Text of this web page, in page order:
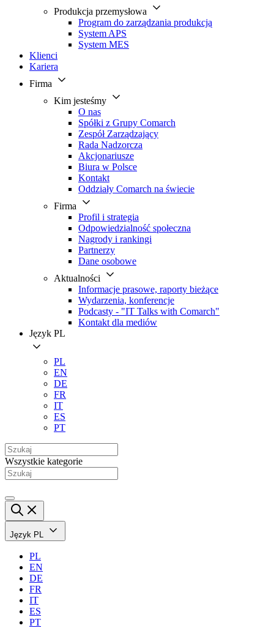
Produkcja przemysłowa
Program do zarządzania produkcją
System APS
System MES
Klienci
Kariera
Firma
Kim jesteśmy
O nas
Spółki z Grupy Comarch
Zespół Zarządzający
Rada Nadzorcza
Akcjonariusze
Biura w Polsce
Kontakt
Oddziały Comarch na świecie
Firma
Profil i strategia
Odpowiedzialność społeczna
Nagrody i rankingi
Partnerzy
Dane osobowe
Aktualności
Informacje prasowe, raporty bieżące
Wydarzenia, konferencje
Podcasty - "IT Talks with Comarch"
Kontakt dla mediów
Język PL
PL
EN
DE
FR
IT
ES
PT
Wszystkie kategorie
Język PL
PL
EN
DE
FR
IT
ES
PT